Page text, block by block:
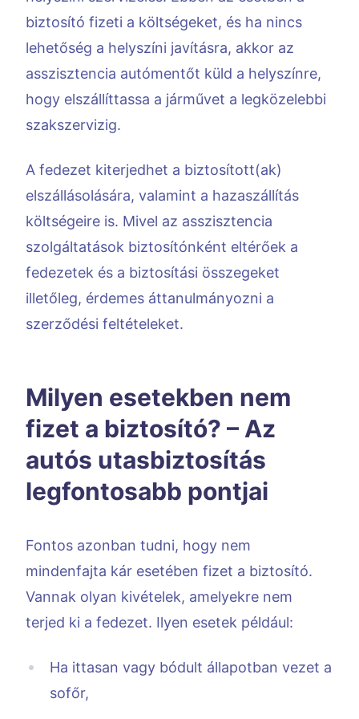
biztosító fizeti a költségeket, és ha nincs
lehetőség a helyszíni javításra, akkor az
asszisztencia autómentőt küld a helyszínre,
hogy elszállíttassa a járművet a legközelebbi
szakszervizig.
A fedezet kiterjedhet a biztosított(ak)
elszállásolására, valamint a hazaszállítás
költségeire is. Mivel az asszisztencia
szolgáltatások biztosítónként eltérőek a
fedezetek és a biztosítási összegeket
illetőleg, érdemes áttanulmányozni a
szerződési feltételeket.
Milyen esetekben nem
fizet a biztosító? – Az
autós utasbiztosítás
legfontosabb pontjai
Fontos azonban tudni, hogy nem
mindenfajta kár esetében fizet a biztosító.
Vannak olyan kivételek, amelyekre nem
terjed ki a fedezet. Ilyen esetek például:
Ha ittasan vagy bódult állapotban vezet a
sofőr,